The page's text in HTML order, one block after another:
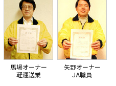
馬場オーナー
軽運送業
矢野オーナー
JA職員